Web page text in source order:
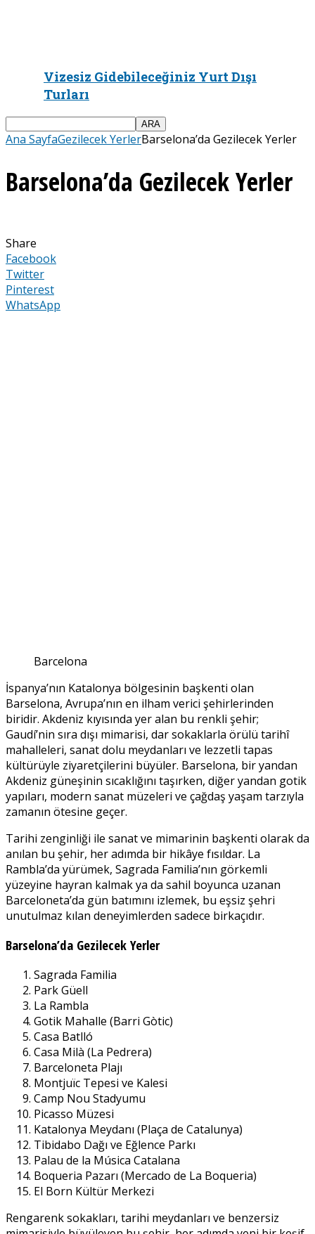
Vizesiz Gidebileceğiniz Yurt Dışı
Turları
Ana SayfaGezilecek YerlerBarselona’da Gezilecek Yerler
Barselona’da Gezilecek Yerler
Share
Facebook
Twitter
Pinterest
WhatsApp
Barcelona
İspanya’nın Katalonya bölgesinin başkenti olan
Barselona, Avrupa’nın en ilham verici şehirlerinden
biridir. Akdeniz kıyısında yer alan bu renkli şehir;
Gaudí’nin sıra dışı mimarisi, dar sokaklarla örülü tarihî
mahalleleri, sanat dolu meydanları ve lezzetli tapas
kültürüyle ziyaretçilerini büyüler. Barselona, bir yandan
Akdeniz güneşinin sıcaklığını taşırken, diğer yandan gotik
yapıları, modern sanat müzeleri ve çağdaş yaşam tarzıyla
zamanın ötesine geçer.
Tarihi zenginliği ile sanat ve mimarinin başkenti olarak da
anılan bu şehir, her adımda bir hikâye fısıldar. La
Rambla’da yürümek, Sagrada Familia’nın görkemli
yüzeyine hayran kalmak ya da sahil boyunca uzanan
Barceloneta’da gün batımını izlemek, bu eşsiz şehri
unutulmaz kılan deneyimlerden sadece birkaçıdır.
Barselona’da Gezilecek Yerler
Sagrada Familia
Park Güell
La Rambla
Gotik Mahalle (Barri Gòtic)
Casa Batlló
Casa Milà (La Pedrera)
Barceloneta Plajı
Montjuïc Tepesi ve Kalesi
Camp Nou Stadyumu
Picasso Müzesi
Katalonya Meydanı (Plaça de Catalunya)
Tibidabo Dağı ve Eğlence Parkı
Palau de la Música Catalana
Boqueria Pazarı (Mercado de La Boqueria)
El Born Kültür Merkezi
Rengarenk sokakları, tarihi meydanları ve benzersiz